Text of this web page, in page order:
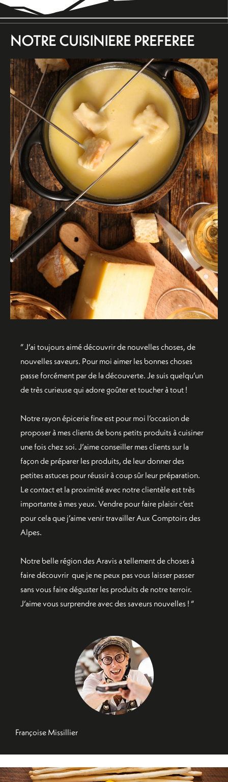
NOTRE CUISINIERE PREFEREE
” J’ai toujours aimé découvrir de nouvelles choses, de
nouvelles saveurs. Pour moi aimer les bonnes choses
passe forcément par de la découverte. Je suis quelqu’un
de très curieuse qui adore goûter et toucher à tout !
Notre rayon épicerie fine est pour moi l’occasion de
proposer à mes clients de bons petits produits à cuisiner
une fois chez soi. J’aime conseiller mes clients sur la
façon de préparer les produits, de leur donner des
petites astuces pour réussir à coup sûr leur préparation.
Le contact et la proximité avec notre clientèle est très
importante à mes yeux. Vendre pour faire plaisir c’est
pour cela que j’aime venir travailler Aux Comptoirs des
Alpes.
Notre belle région des Aravis a tellement de choses à
faire découvrir que je ne peux pas vous laisser passer
sans vous faire déguster les produits de notre terroir.
J’aime vous surprendre avec des saveurs nouvelles ! “
Françoise Missillier